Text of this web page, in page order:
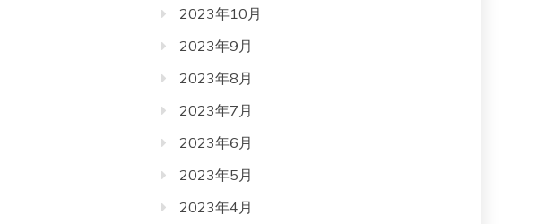
2023年10月
2023年9月
2023年8月
2023年7月
2023年6月
2023年5月
2023年4月